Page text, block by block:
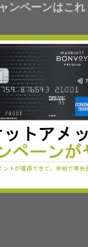
ンペーンはこれ